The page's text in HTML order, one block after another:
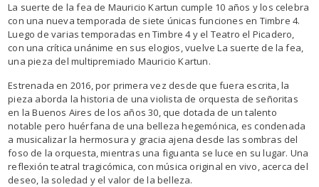
La suerte de la fea de Mauricio Kartun cumple 10 años y los celebra
con una nueva temporada de siete únicas funciones en Timbre 4.
Luego de varias temporadas en Timbre 4 y el Teatro el Picadero,
con una crítica unánime en sus elogios, vuelve La suerte de la fea,
una pieza del multipremiado Mauricio Kartun.
Estrenada en 2016, por primera vez desde que fuera escrita, la
pieza aborda la historia de una violista de orquesta de señoritas
en la Buenos Aires de los años 30, que dotada de un talento
notable pero huérfana de una belleza hegemónica, es condenada
a musicalizar la hermosura y gracia ajena desde las sombras del
foso de la orquesta, mientras una figuanta se luce en su lugar. Una
reflexión teatral tragicómica, con música original en vivo, acerca del
deseo, la soledad y el valor de la belleza.